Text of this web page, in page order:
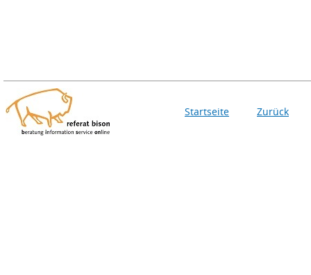
Startseite Zurück